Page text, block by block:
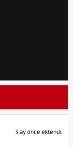
3 ay önce eklendi.